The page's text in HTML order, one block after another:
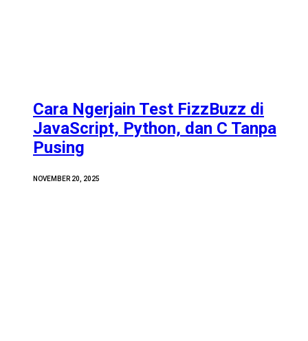
Cara Ngerjain Test FizzBuzz di
JavaScript, Python, dan C Tanpa
Pusing
NOVEMBER 20, 2025